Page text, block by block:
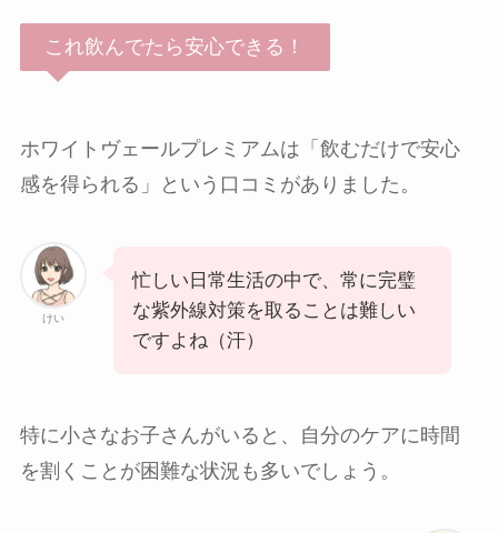
これ飲んでたら安心できる！
ホワイトヴェールプレミアムは「飲むだけで安心
感を得られる」という口コミがありました。
けい
忙しい日常生活の中で、常に完璧
な紫外線対策を取ることは難しい
ですよね（汗）
特に小さなお子さんがいると、自分のケアに時間
を割くことが困難な状況も多いでしょう。